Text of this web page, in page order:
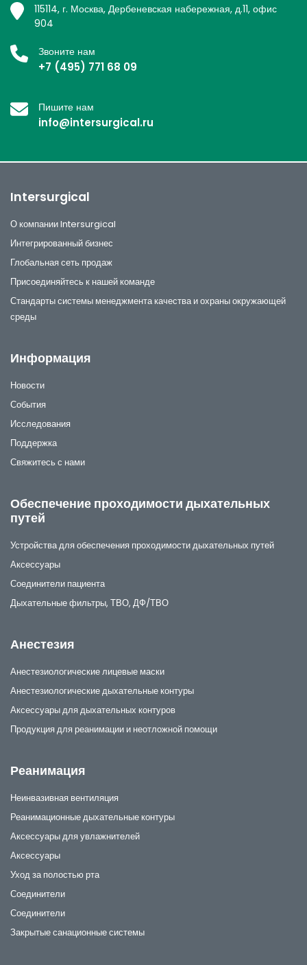
115114, г. Москва, Дербеневская набережная, д.11, офис
904
Звоните нам
+7 (495) 771 68 09
Пишите нам
info@intersurgical.ru
Intersurgical
О компании Intersurgical
Интегрированный бизнес
Глобальная сеть продаж
Присоединяйтесь к нашей команде
Стандарты системы менеджмента качества и охраны окружающей
среды
Информация
Новости
События
Исследования
Поддержка
Свяжитесь с нами
Обеспечение проходимости дыхательных
путей
Устройства для обеспечения проходимости дыхательных путей
Аксессуары
Соединители пациента
Дыхательные фильтры, ТВО, ДФ/ТВО
Анестезия
Анестезиологические лицевые маски
Анестезиологические дыхательные контуры
Аксессуары для дыхательных контуров
Продукция для реанимации и неотложной помощи
Реанимация
Неинвазивная вентиляция
Реанимационные дыхательные контуры
Аксессуары для увлажнителей
Аксессуары
Уход за полостью рта
Соединители
Соединители
Закрытые санационные системы